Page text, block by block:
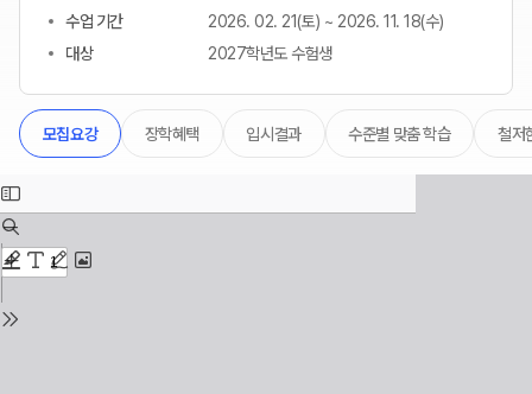
수업 기간
2026. 02. 21(토) ~ 2026. 11. 18(수)
대상
2027학년도 수험생
모집요강 장학혜택 입시결과 수준별 맞춤 학습 철저